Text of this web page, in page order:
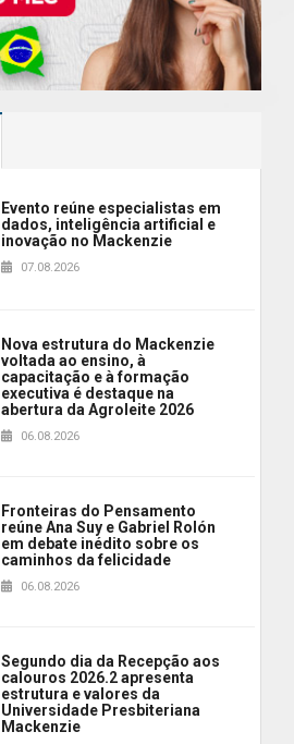
Evento reúne especialistas em
dados, inteligência artificial e
inovação no Mackenzie
07.08.2026
Nova estrutura do Mackenzie
voltada ao ensino, à
capacitação e à formação
executiva é destaque na
abertura da Agroleite 2026
06.08.2026
Fronteiras do Pensamento
reúne Ana Suy e Gabriel Rolón
em debate inédito sobre os
caminhos da felicidade
06.08.2026
Segundo dia da Recepção aos
calouros 2026.2 apresenta
estrutura e valores da
Universidade Presbiteriana
Mackenzie